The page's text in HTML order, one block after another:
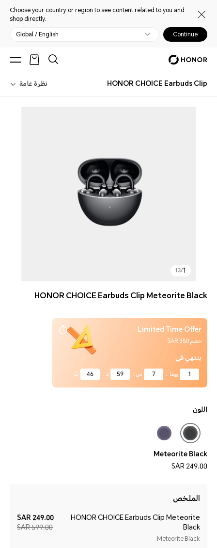
Choose your country or region to see content related to you and
shop directly.
Global / English Continue
HONOR CHOICE Earbuds Clip نظرة عامة
1
/
13
HONOR CHOICE Earbuds Clip Meteorite Black
Limited Time Offer
خصم 350 SAR
ينتهي في
1 يومًا :
7 س :
59 د :
46 ث
اللون
Meteorite Black
249.00 SAR
الملخص
HONOR CHOICE Earbuds Clip Meteorite
Black
Meteorite Black
249.00 SAR
599.00 SAR